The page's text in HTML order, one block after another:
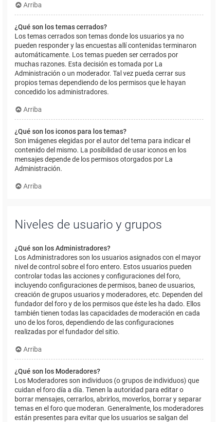
Arriba
¿Qué son los temas cerrados?
Los temas cerrados son temas donde los usuarios ya no
pueden responder y las encuestas allí contenidas terminaron
automáticamente. Los temas pueden ser cerrados por
muchas razones. Esta decisión es tomada por La
Administración o un moderador. Tal vez pueda cerrar sus
propios temas dependiendo de los permisos que le hayan
concedido los administradores.
Arriba
¿Qué son los iconos para los temas?
Son imágenes elegidas por el autor del tema para indicar el
contenido del mismo. La posibilidad de usar iconos en los
mensajes depende de los permisos otorgados por La
Administración.
Arriba
Niveles de usuario y grupos
¿Qué son los Administradores?
Los Administradores son los usuarios asignados con el mayor
nivel de control sobre el foro entero. Estos usuarios pueden
controlar todas las acciones y configuraciones del foro,
incluyendo configuraciones de permisos, baneo de usuarios,
creación de grupos usuarios y moderadores, etc. Dependen del
fundador del foro y de los permisos que éste les ha dado. Ellos
también tienen todas las capacidades de moderación en cada
uno de los foros, dependiendo de las configuraciones
realizadas por el fundador del sitio.
Arriba
¿Qué son los Moderadores?
Los Moderadores son individuos (o grupos de individuos) que
cuidan el foro día a día. Tienen la autoridad para editar o
borrar mensajes, cerrarlos, abrirlos, moverlos, borrar y separar
temas en el foro que moderan. Generalmente, los moderadores
están presentes para evitar que los usuarios se salgan del